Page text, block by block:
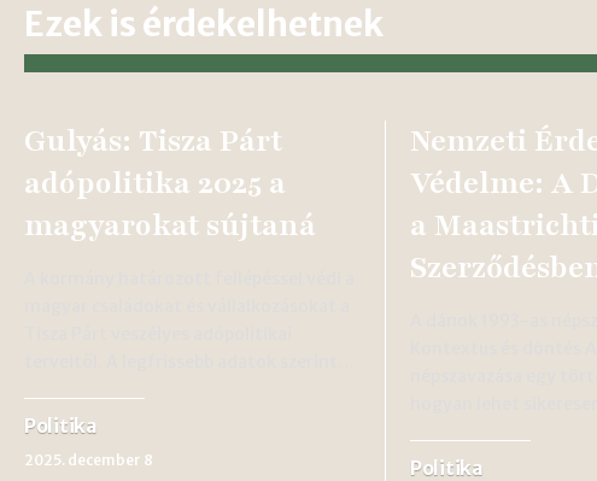
Ezek is érdekelhetnek
Gulyás: Tisza Párt
adópolitika 2025 a
magyarokat sújtaná
Politika
2025. december 8
Nemzeti
Védelme: A
a
Politika